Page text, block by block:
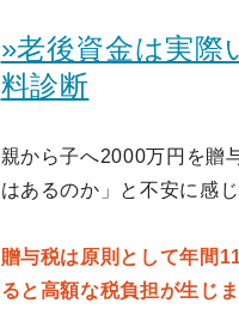
»老後資金は実際
料診断
親から子へ2000万円を贈
はあるのか」と不安に感
贈与税は原則として年間
ると高額な税負担が生じ